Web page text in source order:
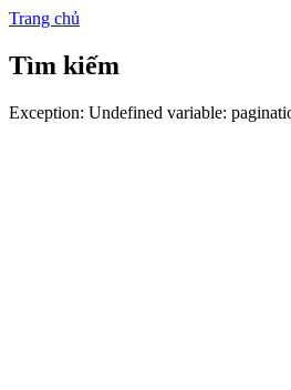
Trang chủ
Tìm kiếm
Exception: Undefined variable: